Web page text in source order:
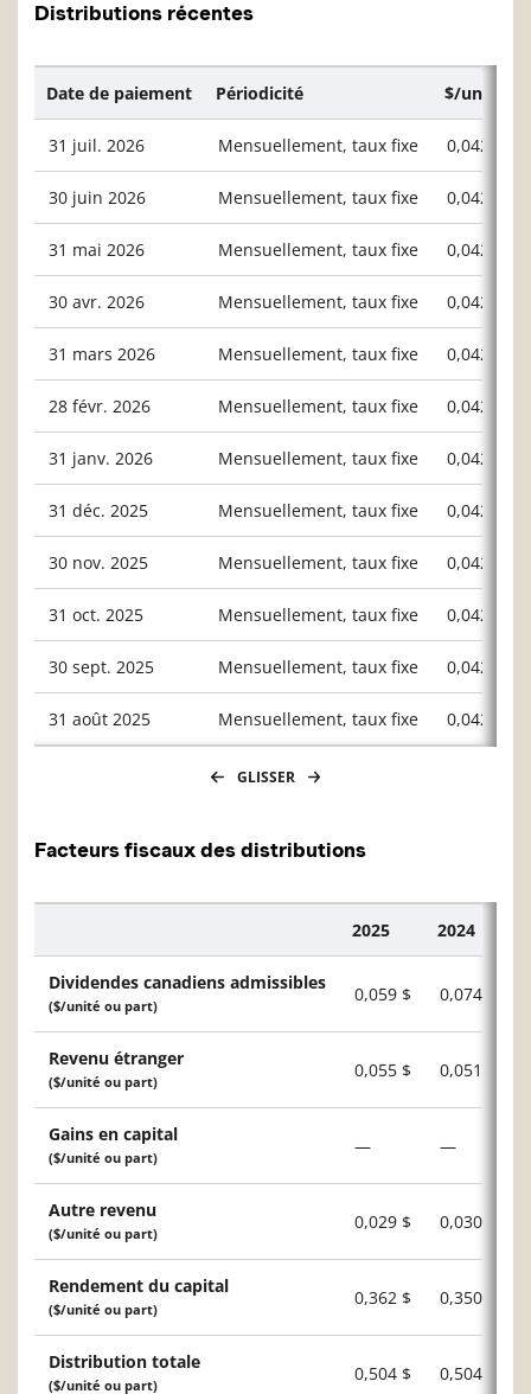
Distributions récentes
Date de paiement Périodicité $/unité
31 juil. 2026 Mensuellement, taux fixe 0,04200
30 juin 2026 Mensuellement, taux fixe 0,04200
31 mai 2026 Mensuellement, taux fixe 0,04200
30 avr. 2026 Mensuellement, taux fixe 0,04200
31 mars 2026 Mensuellement, taux fixe 0,04200
28 févr. 2026 Mensuellement, taux fixe 0,04200
31 janv. 2026 Mensuellement, taux fixe 0,04200
31 déc. 2025 Mensuellement, taux fixe 0,04200
30 nov. 2025 Mensuellement, taux fixe 0,04200
31 oct. 2025 Mensuellement, taux fixe 0,04200
30 sept. 2025 Mensuellement, taux fixe 0,04200
31 août 2025 Mensuellement, taux fixe 0,04200
GLISSER
Facteurs fiscaux des distributions
2025 2024
Dividendes canadiens admissibles
($/unité ou part)
0,059 $ 0,074 $
Revenu étranger
($/unité ou part)
0,055 $ 0,051 $
Gains en capital
($/unité ou part)
— —
Autre revenu
($/unité ou part)
0,029 $ 0,030 $
Rendement du capital
($/unité ou part)
0,362 $ 0,350 $
Distribution totale
($/unité ou part)
0,504 $ 0,504 $